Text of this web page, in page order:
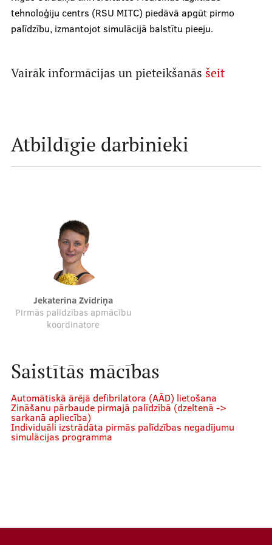
Mācību iespējas
Projekti
Kontakti
tehnoloģiju centrs (RSU MITC) piedāvā apgūt pirmo
palīdzību, izmantojot simulācijā balstītu pieeju.
Vairāk informācijas un pieteikšanās šeit
Atbildīgie darbinieki
Jekaterina Zvidriņa
Pirmās palīdzības apmācību
koordinatore
Saistītās mācības
Automātiskā ārējā defibrilatora (AĀD) lietošana
Zināšanu pārbaude pirmajā palīdzībā (dzeltenā ->
sarkanā apliecība)
Individuāli izstrādāta pirmās palīdzības negadījumu
simulācijas programma